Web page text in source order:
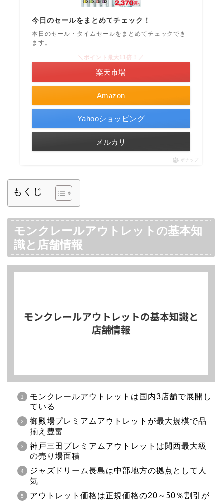
今日のセールをまとめてチェック！
本日のセール・タイムセールをまとめてチェックでき
ます。
Amazon
＼ポイント最大11倍！／
楽天市場
Yahooショッピング
メルカリ
ポチップ
もくじ
モンクレールアウトレットの基本知
識と店舗情報
モンクレールアウトレットは国内3店舗で展開し
ている
御殿場プレミアムアウトレットが最大規模で品
揃え豊富
神戸三田プレミアムアウトレットは関西最大級
の売り場面積
ジャズドリーム長島は中部地方の拠点として人
気
アウトレット価格は正規価格の20～50％割引が